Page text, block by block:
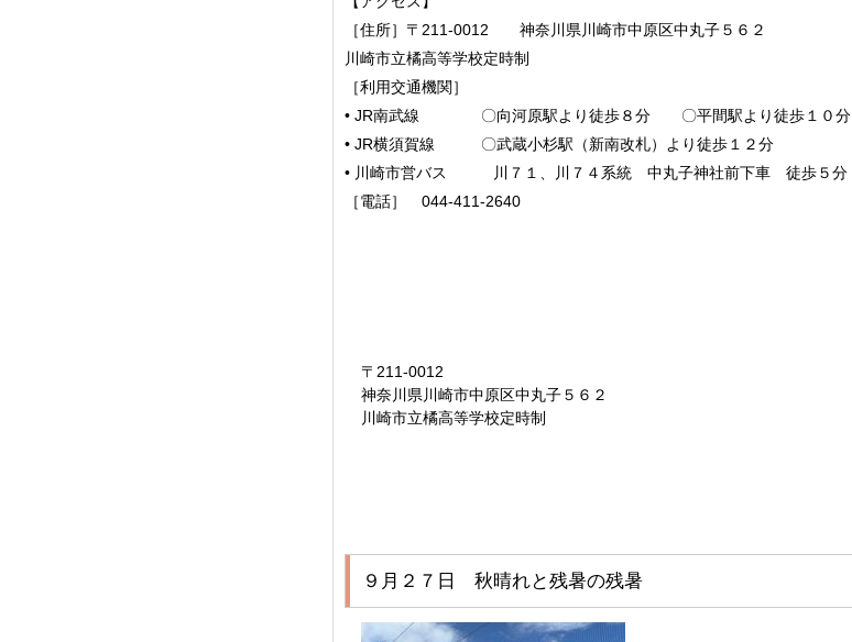
［住所］〒211-0012 神奈川県川崎市中原区中丸子５６２
川崎市立橘高等学校定時制
［利用交通機関］
• JR南武線 〇向河原駅より徒歩８分 〇平間駅より徒歩１０分
• JR横須賀線 〇武蔵小杉駅（新南改札）より徒歩１２分
• 川崎市営バス 川７１、川７４系統 中丸子神社前下車 徒歩５分
［電話］ 044-411-2640
〒211-0012
神奈川県川崎市中原区中丸子５６２
川崎市立橘高等学校定時制
９月２７日 秋晴れと残暑の残暑